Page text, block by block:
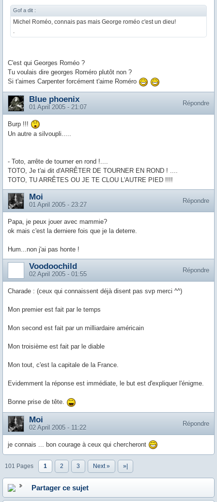
Gof a dit :
Michel Roméo, connais pas mais George roméo c'est un dieu!
.
C'est qui Georges Roméo ?
Tu voulais dire georges Roméro plutôt non ?
Si t'aimes Carpenter forcément t'aime Roméro
Répondre
Blue phoenix
01 April 2005 - 21:07
Burp !!!
Un autre a silvoupli.....
- Toto, arrête de tourner en rond !....
TOTO, Je t'ai dit d'ARRÊTER DE TOURNER EN ROND ! ....
TOTO, TU ARRÊTES OU JE TE CLOU L'AUTRE PIED !!!!
Répondre
Moi
01 April 2005 - 23:27
Papa, je peux jouer avec mammie?
ok mais c'est la derniere fois que je la deterre.
Hum...non j'ai pas honte !
Répondre
Voodoochild
02 April 2005 - 01:55
Charade : (ceux qui connaissent déjà disent pas svp merci ^^)
Mon premier est fait par le temps
Mon second est fait par un milliardaire américain
Mon troisième est fait par le diable
Mon tout, c'est la capitale de la France.
Evidemment la réponse est immédiate, le but est d'expliquer l'énigme.
Bonne prise de tête.
Répondre
Moi
02 April 2005 - 11:22
je connais ... bon courage à ceux qui chercheront
101 Pages 1 2 3 Next » »|
Partager ce sujet